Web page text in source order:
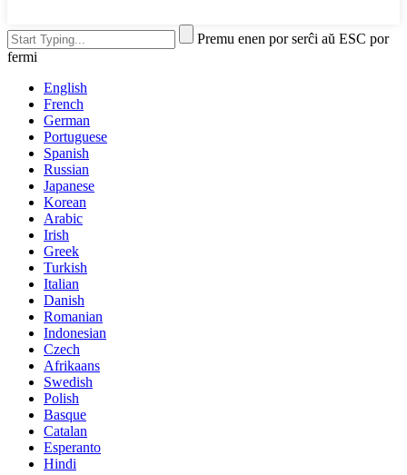
Premu enen por serĉi aŭ ESC por
fermi
English
French
German
Portuguese
Spanish
Russian
Japanese
Korean
Arabic
Irish
Greek
Turkish
Italian
Danish
Romanian
Indonesian
Czech
Afrikaans
Swedish
Polish
Basque
Catalan
Esperanto
Hindi